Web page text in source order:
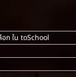
อก ใน toSchool